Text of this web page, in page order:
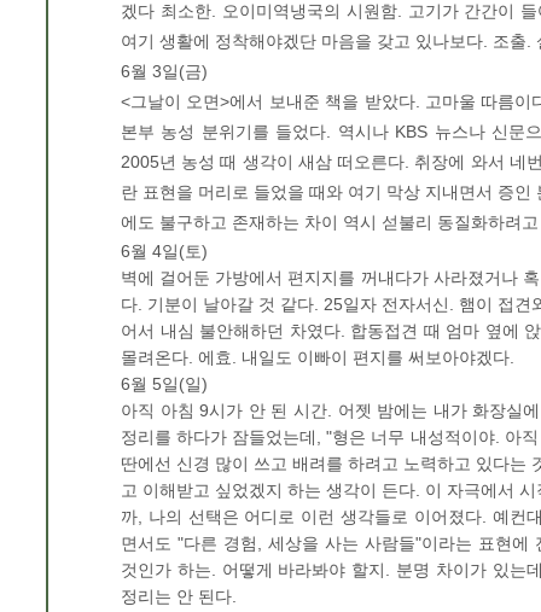
겠다 최소한. 오이미역냉국의 시원함. 고기가 간간이
여기 생활에 정착해야겠단 마음을 갖고 있나보다. 조출
6월 3일(금)
<그날이 오면>에서 보내준 책을 받았다. 고마울 따름
본부 농성 분위기를 들었다. 역시나 KBS 뉴스나 신문
2005년 농성 때 생각이 새삼 떠오른다. 취장에 와서 네
란 표현을 머리로 들었을 때와 여기 막상 지내면서 증
에도 불구하고 존재하는 차이 역시 섣불리 동질화하려
6월 4일(토)
벽에 걸어둔 가방에서 편지지를 꺼내다가 사라졌거나
다. 기분이 날아갈 것 같다. 25일자 전자서신. 햄이 접
어서 내심 불안해하던 차였다. 합동접견 때 엄마 옆에
몰려온다. 에효. 내일도 이빠이 편지를 써보아야겠다.
6월 5일(일)
아직 아침 9시가 안 된 시간. 어젯 밤에는 내가 화장실
정리를 하다가 잠들었는데, "형은 너무 내성적이야. 아
딴에선 신경 많이 쓰고 배려를 하려고 노력하고 있다는
고 이해받고 싶었겠지 하는 생각이 든다. 이 자극에서
까, 나의 선택은 어디로 이런 생각들로 이어졌다. 예컨
면서도 "다른 경험, 세상을 사는 사람들"이라는 표현
것인가 하는. 어떻게 바라봐야 할지. 분명 차이가 있는
정리는 안 된다.